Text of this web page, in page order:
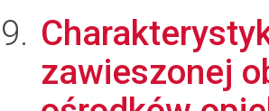
zawieszonej